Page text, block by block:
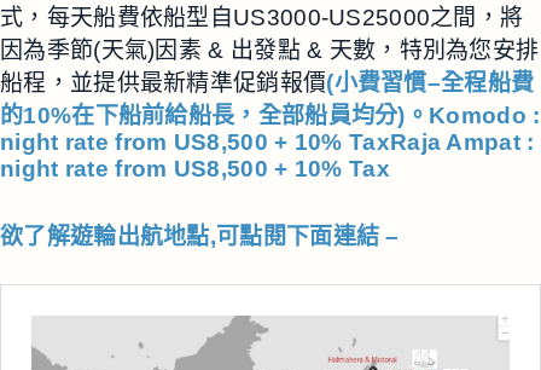
式，每天船費依船型自US3000-US25000之間，將
因為季節(天氣)因素 & 出發點 & 天數，特別為您安排
船程，並提供最新精準促銷報價(小費習慣–全程船費
的10%在下船前給船長，全部船員均分)。 Komodo :
night rate from US8,500 + 10% TaxRaja Ampat :
night rate from US8,500 + 10% Tax
欲了解遊輪出航地點,可點閱下面連結 –